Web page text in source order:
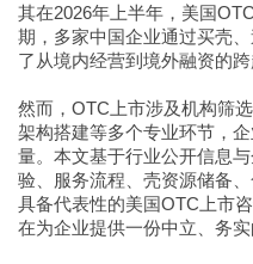
其在2026年上半年，美国
期，多家中国企业通过买壳
了从境内经营到境外融资的跨
然而，OTC上市涉及机构筛
架构搭建等多个专业环节，
量。本文基于行业公开信息
验、服务流程、壳资源储备
具备代表性的美国OTC上市
在为企业提供一份中立、务实